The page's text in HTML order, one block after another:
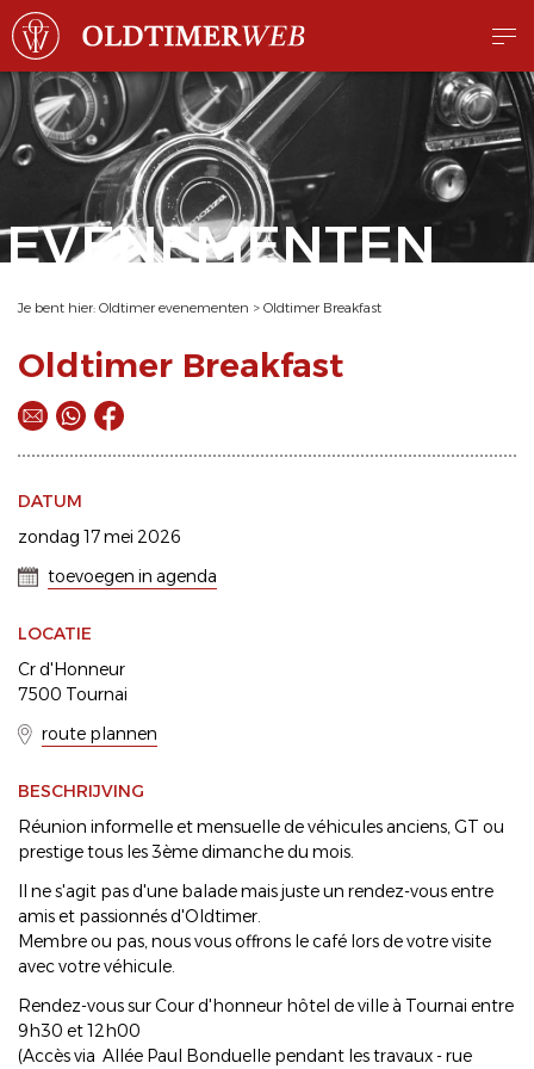
EVENEMENTEN
Je bent hier: Oldtimer evenementen > Oldtimer Breakfast
Oldtimer Breakfast
DATUM
zondag 17 mei 2026
toevoegen in agenda
LOCATIE
Cr d'Honneur
7500 Tournai
route plannen
BESCHRIJVING
Réunion informelle et mensuelle de véhicules anciens, GT ou
prestige tous les 3ème dimanche du mois.
Il ne s'agit pas d'une balade mais juste un rendez-vous entre
amis et passionnés d'Oldtimer.
Membre ou pas, nous vous offrons le café lors de votre visite
avec votre véhicule.
Rendez-vous sur Cour d'honneur hôtel de ville à Tournai entre
9h30 et 12h00
(Accès via Allée Paul Bonduelle pendant les travaux - rue